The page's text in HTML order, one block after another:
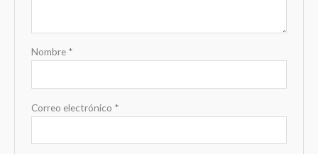
Nombre *
Correo electrónico *